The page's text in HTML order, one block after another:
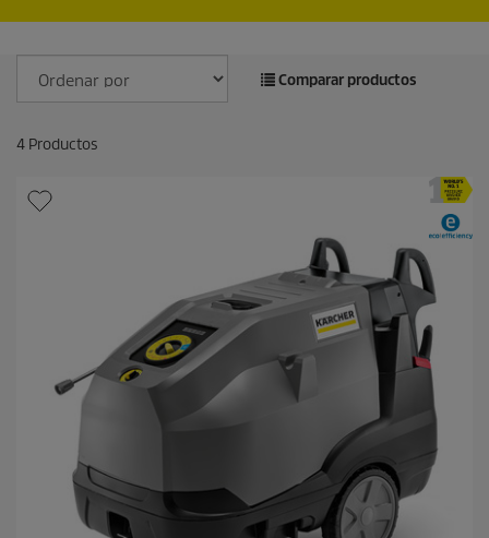
Comparar productos
4 Productos